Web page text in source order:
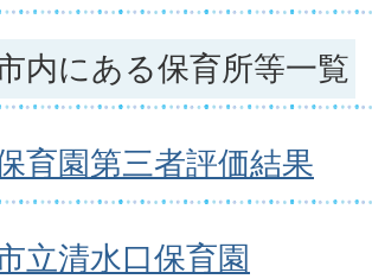
内にある保育所等一覧
育園第三者評価結果
立清水口保育園